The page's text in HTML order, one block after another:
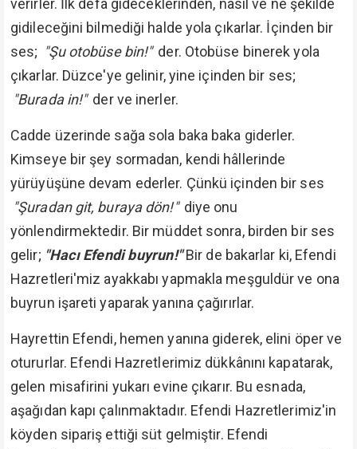
verirler. İlk defa gideceklerinden, nasıl ve ne şekilde
gidileceğini bilmediği halde yola çıkarlar. İçinden bir
ses; "Şu otobüse bin!" der. Otobüse binerek yola
çıkarlar. Düzce'ye gelinir, yine içinden bir ses;
"Burada in!" der ve inerler.
Cadde üzerinde sağa sola baka baka giderler.
Kimseye bir şey sormadan, kendi hâllerinde
yürüyüşüne devam ederler. Çünkü içinden bir ses
"Şuradan git, buraya dön!" diye onu
yönlendirmektedir. Bir müddet sonra, birden bir ses
gelir; "Hacı Efendi buyrun!"Bir de bakarlar ki, Efendi
Hazretleri'miz ayakkabı yapmakla meşguldür ve ona
buyrun işareti yaparak yanına çağırırlar.
Hayrettin Efendi, hemen yanına giderek, elini öper ve
otururlar. Efendi Hazretlerimiz dükkânını kapatarak,
gelen misafirini yukarı evine çıkarır. Bu esnada,
aşağıdan kapı çalınmaktadır. Efendi Hazretlerimiz'in
köyden sipariş ettiği süt gelmiştir. Efendi